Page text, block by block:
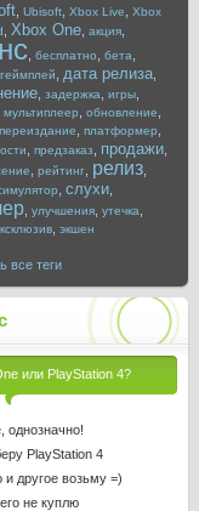
Ubisoft Xbox Live
Xbox
Xbox One акция
бесплатно бета
геймплей дата релиза
задержка игры
мультиплеер обновление
переиздание платформер
предзаказ продажи
рейтинг релиз
слухи
улучшения утечка
экшен
все теги
или PlayStation 4?
однозначно!
PlayStation 4
и другое возьму =)
не куплю